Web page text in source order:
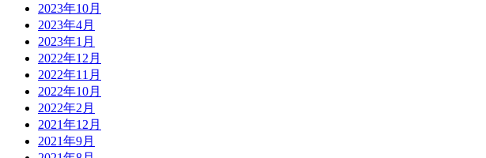
2023年10月
2023年4月
2023年1月
2022年12月
2022年11月
2022年10月
2022年2月
2021年12月
2021年9月